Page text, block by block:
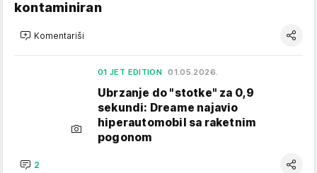
kontaminiran
Komentariši
01 JET EDITION 01.05.2026.
Ubrzanje do "stotke" za 0,9
sekundi: Dreame najavio
hiperautomobil sa raketnim
pogonom
2